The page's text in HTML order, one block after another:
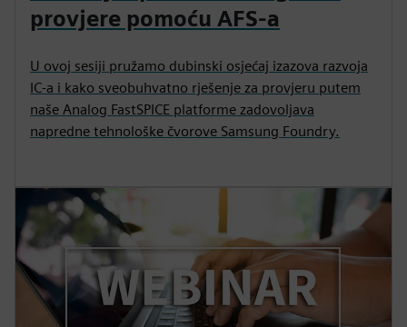
provjere pomoću AFS-a
U ovoj sesiji pružamo dubinski osjećaj izazova razvoja
IC-a i kako sveobuhvatno rješenje za provjeru putem
naše Analog FastSPICE platforme zadovoljava
napredne tehnološke čvorove Samsung Foundry.